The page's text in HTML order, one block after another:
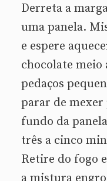
Derreta a
uma panela.
e espere
chocolate meio
pedaços
parar de
fundo da
três a cinco
Retire do fogo